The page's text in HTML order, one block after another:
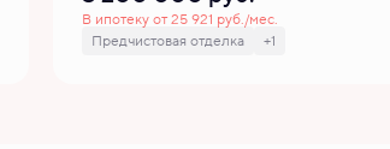
В ипотеку от 25 921 руб./мес.
Предчистовая отделка
+1